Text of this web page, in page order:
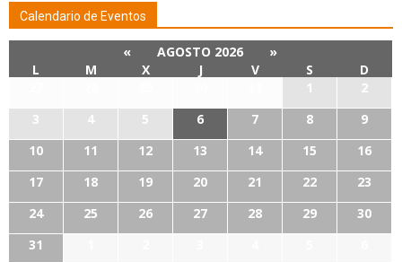
Calendario de Eventos
« AGOSTO 2026
»
L
M X J V S
D
1
2
3
4 5 6 7 8
9
10
11 12 13 14 15
16
17
18 19 20 21 22
23
24
25 26 27 28 29
30
31